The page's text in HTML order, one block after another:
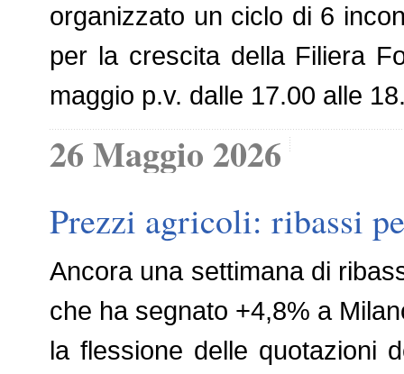
organizzato un ciclo di 6
per la crescita della Filiera
maggio p.v. dalle 17.00 alle
26 Maggio 2026
Prezzi agricoli: ribassi
Ancora una settimana di
che ha segnato +4,8% a
la flessione delle quotazioni